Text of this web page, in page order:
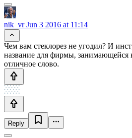
nik_vrJun 3 2016 at 11:14
Чем вам стеклорез не угодил? И
название для фирмы, занимающейся
отличное слово.
Reply